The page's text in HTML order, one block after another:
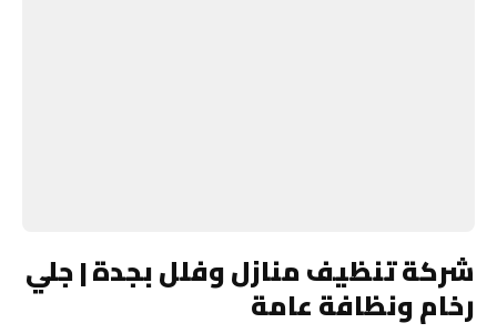
شركة تنظيف منازل وفلل بجدة | جلي
رخام ونظافة عامة